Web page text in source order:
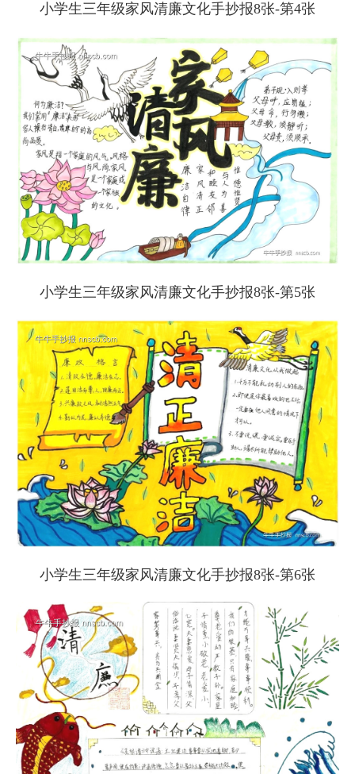
小学生三年级家风清廉文化手抄报8张-第4张
小学生三年级家风清廉文化手抄报8张-第5张
小学生三年级家风清廉文化手抄报8张-第6张